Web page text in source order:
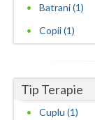
Tulcea
Vaslui
Vrancea
Batrani (1)
Copii (1)
Tip Terapie
Cuplu (1)